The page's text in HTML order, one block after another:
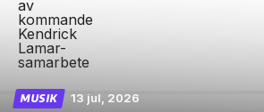
MUSIK 13 jul, 2026